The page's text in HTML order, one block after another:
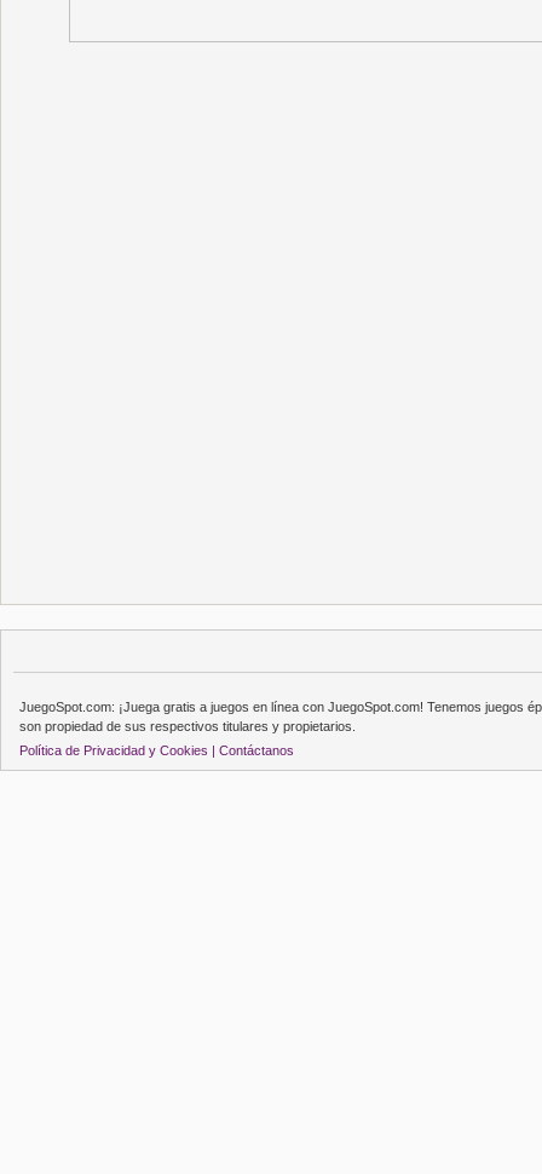
JuegoSpot.com: ¡Juega gratis a juegos en línea con JuegoSpot.com! Tenemos juegos
son propiedad de sus respectivos titulares y propietarios.
Política de Privacidad y Cookies | Contáctanos